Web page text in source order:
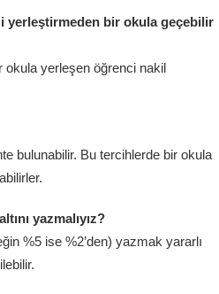
yerleştirmeden bir okula geçebilir
okula yerleşen öğrenci nakil
bulunabilir. Bu tercihlerde bir okula
yazmalıyız?
%5 ise %2’den) yazmak yararlı